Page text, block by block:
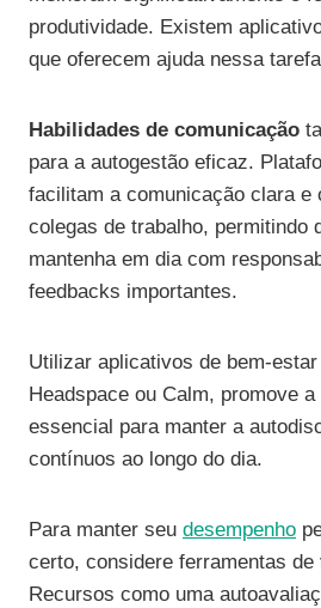
produtividade. Existem
que oferecem ajuda nessa
Habilidades de comunicação
para a autogestão eficaz.
facilitam a comunicação clara e
colegas de trabalho, permitindo
mantenha em dia com
feedbacks importantes.
Utilizar aplicativos de bem-
Headspace ou Calm, promove a
essencial para manter a
contínuos ao longo do dia.
Para manter seu desempenho
certo, considere ferramentas de
Recursos como uma